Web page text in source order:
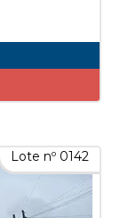
Lote nº 0142